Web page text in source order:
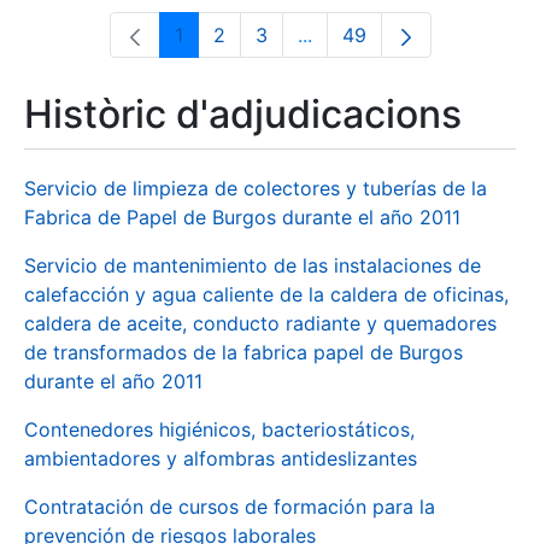
Pàgina
1 Pàgina
2 Pàgina
3 ...Pàgines intermèdies
Pàgina
49
Històric d'adjudicacions
Servicio de limpieza de colectores y tuberías de la
Fabrica de Papel de Burgos durante el año 2011
Servicio de mantenimiento de las instalaciones de
calefacción y agua caliente de la caldera de oficinas,
caldera de aceite, conducto radiante y quemadores
de transformados de la fabrica papel de Burgos
durante el año 2011
Contenedores higiénicos, bacteriostáticos,
ambientadores y alfombras antideslizantes
Contratación de cursos de formación para la
prevención de riesgos laborales